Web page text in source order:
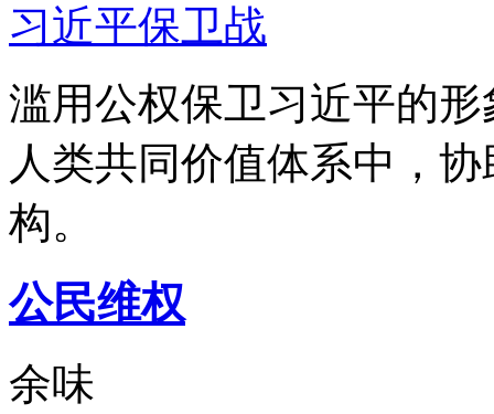
习近平保卫战
滥用公权保卫习近平的
人类共同价值体系中，
构。
公民维权
余味